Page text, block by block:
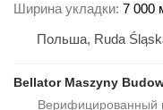
Ширина укладки 7 000
Польша, Ruda
Bellator Maszyny